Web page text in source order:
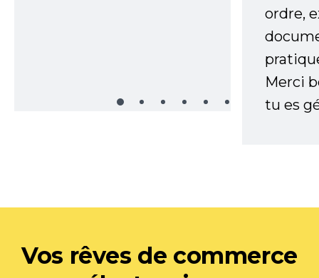
ordre,
Merci
tu es
Vos rêves de commerce